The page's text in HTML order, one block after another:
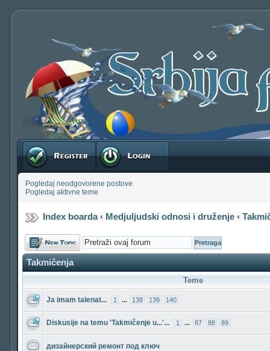
Registruj se Prijavite se
Pogledaj neodgovorene postove
Pogledaj aktivne teme
Index boarda‹ Medjuljudski odnosi i druženje‹
Počni novu temu
Takmičenja
Teme
Ja imam talenat... 1 ... 138 139 140
Diskusije na temu 'Takmičenje u...'... 1 ... 87 88 89
дизайнерский ремонт под ключ